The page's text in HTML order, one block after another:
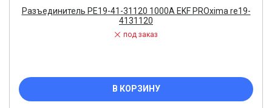
Разъединитель РЕ19-41-31120 1000А EKF PROxima re19-
4131120
под заказ
В КОРЗИНУ